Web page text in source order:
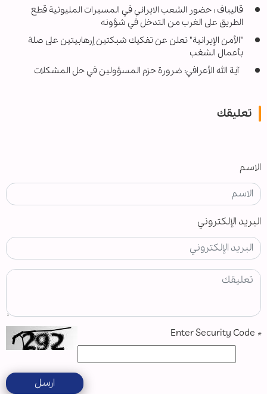
قاليباف : حضور الشعب الايراني في المسيرات المليونية قطع
الطريق على الغرب من التدخل في شؤونه
"الأمن الإيرانية" تعلن عن تفكيك شبكتين إرهابيتين على صلة
بأعمال الشغب
آية الله الأعرافي: ضرورة حزم المسؤولين في حل المشكلات
تعليقك
الاسم
البريد الإلكتروني
*
ارسل